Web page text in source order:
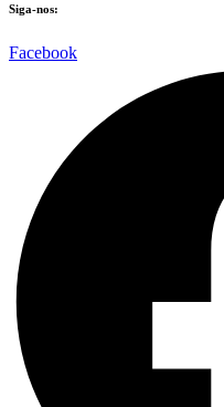
Siga-nos:
Facebook